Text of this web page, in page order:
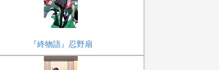
『終物語』忍野扇